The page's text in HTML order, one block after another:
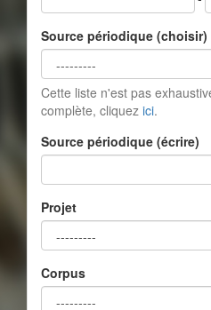
Source périodique (choisir)
Cette liste n'est pas
complète, cliquez ici.
Source périodique (écrire)
Projet
Corpus